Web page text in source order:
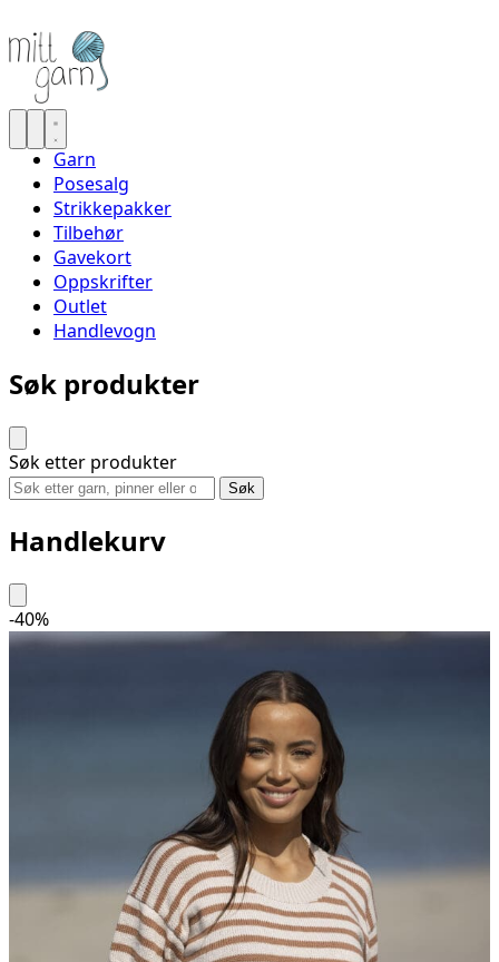
Garn
Posesalg
Strikkepakker
Tilbehør
Gavekort
Oppskrifter
Outlet
Handlevogn
Søk produkter
Søk etter produkter
Søk
Handlekurv
-40%